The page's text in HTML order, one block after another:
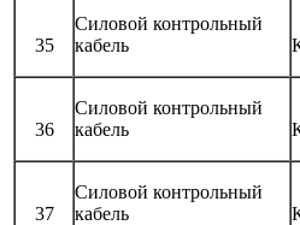
35
Силовой контрольный
кабель
36
Силовой контрольный
кабель
37
Силовой контрольный
кабель